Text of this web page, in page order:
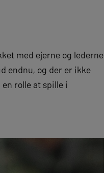
med ejerne og lederne
endnu, og der er ikke
rolle at spille i